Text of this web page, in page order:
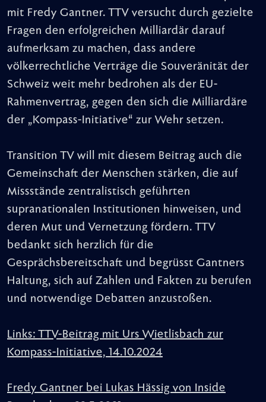
mit Fredy Gantner. TTV versucht durch gezielte
Fragen den erfolgreichen Milliardär darauf
aufmerksam zu machen, dass andere
völkerrechtliche Verträge die Souveränität der
Schweiz weit mehr bedrohen als der EU-
Rahmenvertrag, gegen den sich die Milliardäre
der „Kompass-Initiative“ zur Wehr setzen.
Transition TV will mit diesem Beitrag auch die
Gemeinschaft der Menschen stärken, die auf
Missstände zentralistisch geführten
supranationalen Institutionen hinweisen, und
deren Mut und Vernetzung fördern. TTV
bedankt sich herzlich für die
Gesprächsbereitschaft und begrüsst Gantners
Haltung, sich auf Zahlen und Fakten zu berufen
und notwendige Debatten anzustoßen.
Links: TTV-Beitrag mit Urs Wietlisbach zur
Kompass-Initiative, 14.10.2024
Fredy Gantner bei Lukas Hässig von Inside